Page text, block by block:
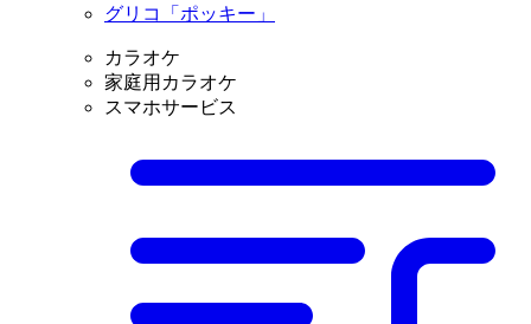
グリコ「ポッキー」
カラオケ
家庭用カラオケ
スマホサービス